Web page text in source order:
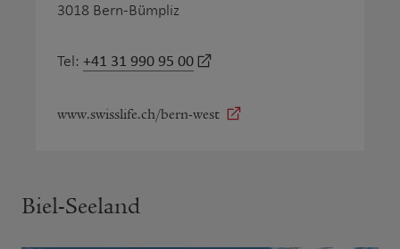
3018 Bern-Bümpliz
Tel: +41 31 990 95 00
www.swisslife.ch/bern-west
Biel-Seeland